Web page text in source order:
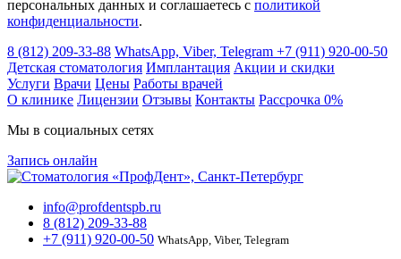
персональных данных и соглашаетесь c политикой
конфиденциальности.
8 (812) 209-33-88 WhatsApp, Viber, Telegram +7 (911) 920-00-50
Детская стоматология Имплантация Акции и скидки
Услуги Врачи Цены Работы врачей
О клинике Лицензии Отзывы Контакты Расcрочка 0%
Мы в социальных сетях
Запись онлайн
info@profdentspb.ru
8 (812) 209-33-88
+7 (911) 920-00-50 WhatsApp, Viber, Telegram